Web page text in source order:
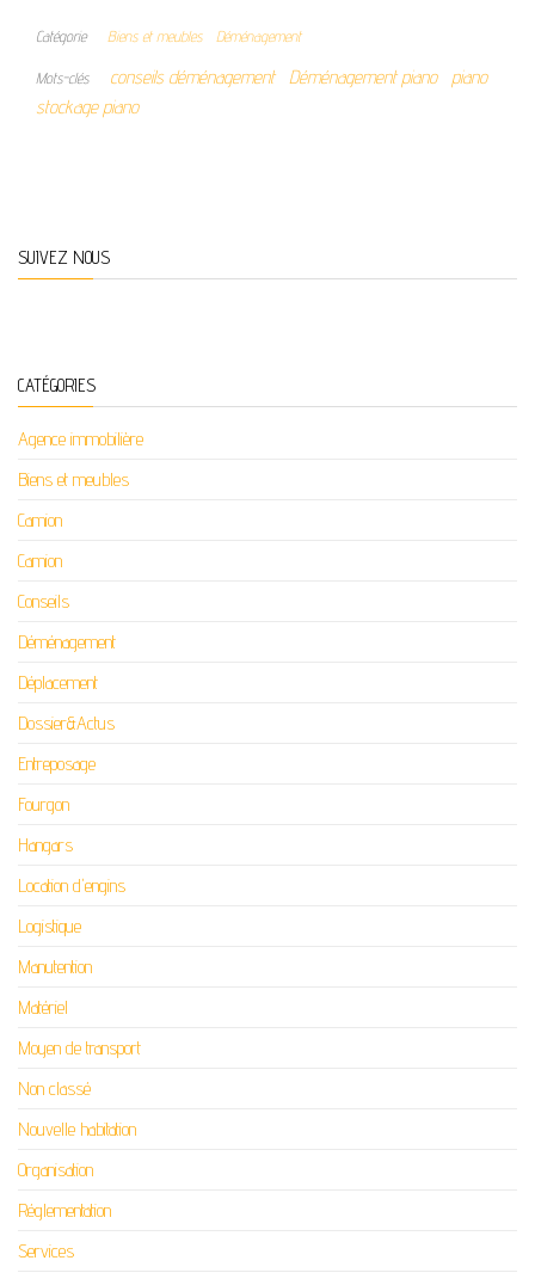
Catégorie Biens et meubles Déménagement
Mots-clés conseils déménagement Déménagement piano
piano
stockage piano
SUIVEZ NOUS
CATÉGORIES
Agence immobilière
Biens et meubles
Camion
Camion
Conseils
Déménagement
Déplacement
Dossier&Actus
Entreposage
Fourgon
Hangars
Location d'engins
Logistique
Manutention
Matériel
Moyen de transport
Non classé
Nouvelle habitation
Organisation
Réglementation
Services